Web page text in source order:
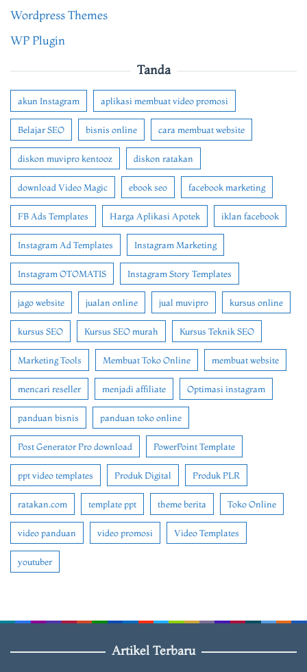
Wordpress Themes
WP Plugin
Tanda
akun Instagram aplikasi membuat video promosi
Belajar SEO bisnis online cara membuat website
diskon muvipro kentooz diskon ratakan
download Video Magic ebook seo facebook marketing
FB Ads Templates Harga Aplikasi Apotek iklan facebook
Instagram Ad Templates Instagram Marketing
Instagram OTOMATIS Instagram Story Templates
jago website jualan online jual muvipro kursus online
kursus SEO Kursus SEO murah Kursus Teknik SEO
Marketing Tools Membuat Toko Online membuat website
mencari reseller menjadi affiliate Optimasi instagram
panduan bisnis panduan toko online
Post Generator Pro download PowerPoint Template
ppt video templates Produk Digital Produk PLR
ratakan.com template ppt theme berita Toko Online
video panduan video promosi Video Templates
youtuber
Artikel Terbaru